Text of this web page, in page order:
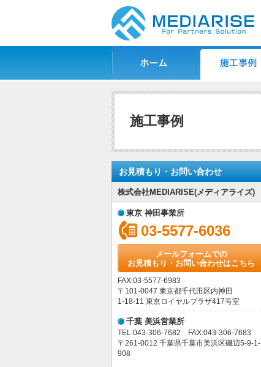
施工事例
お見積もり・お問い合わせ
株式会社MEDIARISE(メディアライズ)
東京 神田事業所
03-5577-6036
メールフォームでの
お見積もり・お問い合わせはこちら
FAX:03-5577-6983
〒101-0047 東京都千代田区内神田
1-18-11 東京ロイヤルプラザ417号室
千葉 美浜営業所
TEL:043-306-7682 FAX:043-306-7683
〒261-0012 千葉県千葉市美浜区磯辺5-9-1-
908